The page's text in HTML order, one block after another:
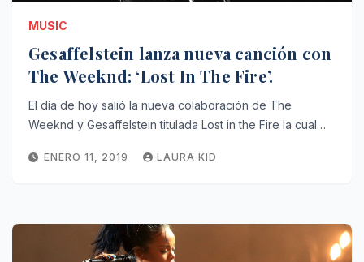
MUSIC
Gesaffelstein lanza nueva canción con
The Weeknd: ‘Lost In The Fire’.
El día de hoy salió la nueva colaboración de The
Weeknd y Gesaffelstein titulada Lost in the Fire la cual…
ENERO 11, 2019 LAURA KID